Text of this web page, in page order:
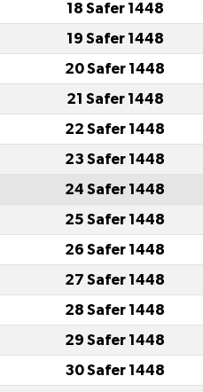
18 Safer 1448
19 Safer 1448
20 Safer 1448
21 Safer 1448
22 Safer 1448
23 Safer 1448
24 Safer 1448
25 Safer 1448
26 Safer 1448
27 Safer 1448
28 Safer 1448
29 Safer 1448
30 Safer 1448